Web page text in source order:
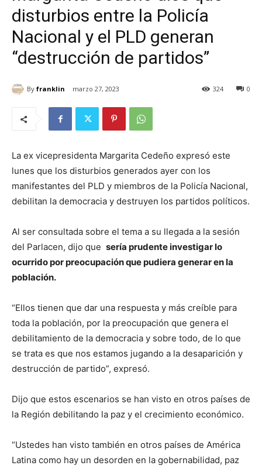
disturbios entre la Policía
Nacional y el PLD generan
“destrucción de partidos”
By franklin marzo 27, 2023 0
324
La ex vicepresidenta Margarita Cedeño expresó este
lunes que los disturbios generados ayer con los
manifestantes del PLD y miembros de la Policía Nacional,
debilitan la democracia y destruyen los partidos políticos.
Al ser consultada sobre el tema a su llegada a la sesión
del Parlacen, dijo que sería prudente investigar lo
ocurrido por preocupación que pudiera generar en la
población.
“Ellos tienen que dar una respuesta y más creíble para
toda la población, por la preocupación que genera el
debilitamiento de la democracia y sobre todo, de lo que
se trata es que nos estamos jugando a la desaparición y
destrucción de partido”, expresó.
Dijo que estos escenarios se han visto en otros países de
la Región debilitando la paz y el crecimiento económico.
“Ustedes han visto también en otros países de América
Latina como hay un desorden en la gobernabilidad, paz